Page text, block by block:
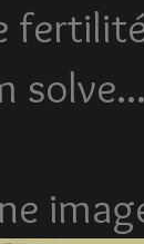
solve...